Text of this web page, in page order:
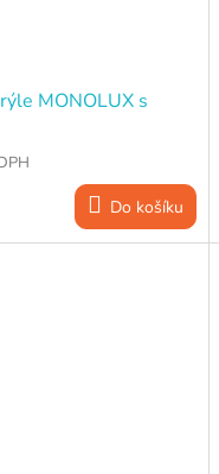
MONOLUX s
Do košíku